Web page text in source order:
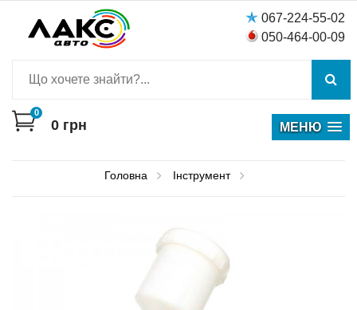
067-224-55-02
050-464-00-09
0
0 грн МЕНЮ
Головна Інструмент